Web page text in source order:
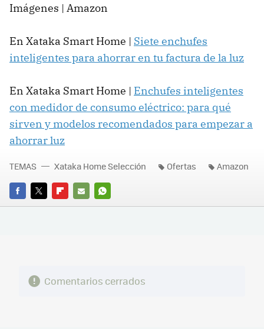
Imágenes | Amazon
En Xataka Smart Home | Siete enchufes
inteligentes para ahorrar en tu factura de la luz
En Xataka Smart Home | Enchufes inteligentes
con medidor de consumo eléctrico: para qué
sirven y modelos recomendados para empezar a
ahorrar luz
FACEBOOK
TWITTERFLIPBOARD
E-
WHATSAPP
TEMAS Xataka Home Selección Ofertas Amazon
Comentarios cerrados